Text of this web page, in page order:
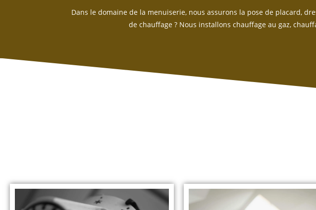
Dans le domaine de la menuiserie, nous assurons la pose de placard,
de chauffage ? Nous installons chauffage au gaz,